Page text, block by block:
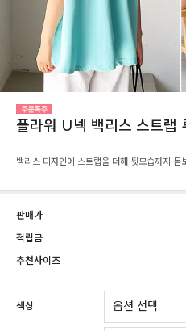
플라워 U넥 백리스 스트랩
백리스 디자인에 스트랩을 더해 뒷모습까지 돋
판매가
적립금
추천사이즈
색상